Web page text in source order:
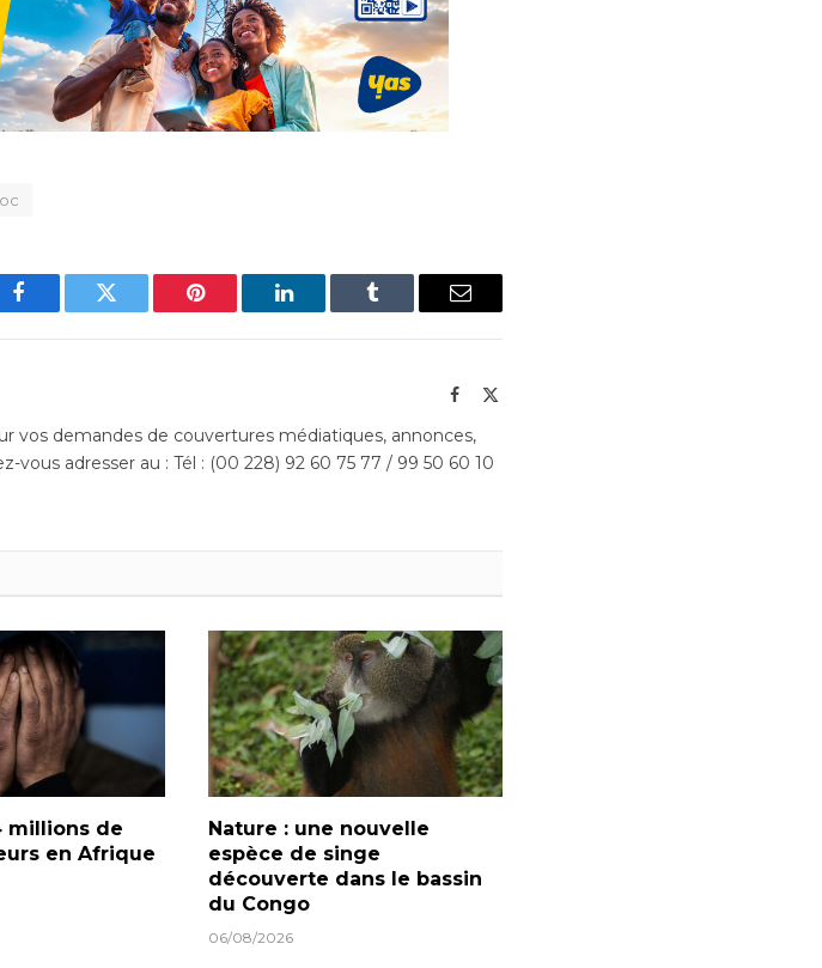
Facebook Twitter Pinterest LinkedIn Tumblr Email
Facebook
vos demandes de couvertures médiatiques, annonces,
adresser au : Tél : (00 228) 92 60 75 77 / 99 50 60 10
millions de
en Afrique
Nature : une nouvelle
espèce de singe
découverte dans le bassin
du Congo
06/08/2026